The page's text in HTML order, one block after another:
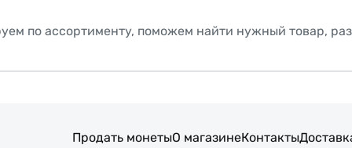
по ассортименту, поможем найти нужный товар,
Продать монетыО магазинеКонтакты